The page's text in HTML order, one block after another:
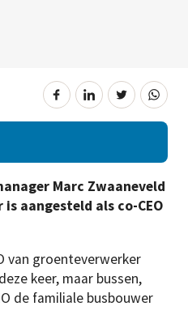
Marc Zwaaneveld
aangesteld als co-CEO
van groenteverwerker
keer, maar bussen,
de familiale busbouwer